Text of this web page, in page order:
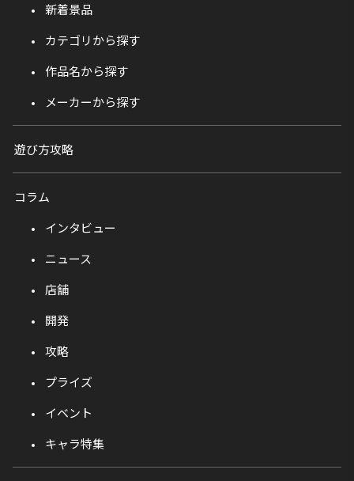
新着景品
カテゴリから探す
作品名から探す
メーカーから探す
遊び方攻略
コラム
インタビュー
ニュース
店舗
開発
攻略
プライズ
イベント
キャラ特集